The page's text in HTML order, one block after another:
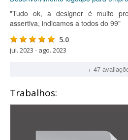
"Tudo ok, a designer é muito
assertiva, indicamos a todos do 99"
5.0
jul. 2023 - ago. 2023
+ 47
Trabalhos: